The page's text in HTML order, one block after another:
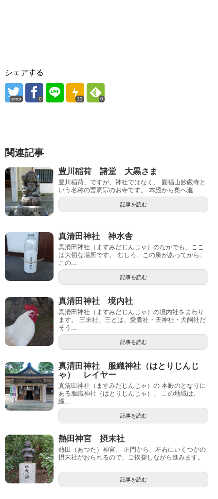
シェアする
error 0 13 0
関連記事
豊川稲荷 諸堂 大黒さま
豊川稲荷、ですが、神社ではなく、 圓福山妙嚴寺と
いう名称の曹洞宗のお寺です。 本殿から奥へ進...
記事を読む
真清田神社 神水舎
真清田神社（ますみだじんじゃ）のなかでも、ここ
は大切な場所です。 むしろ、この泉があってから、
この...
記事を読む
真清田神社 境内社
真清田神社（ますみだじんじゃ）の境内社をまわり
ます。 三末社。三とは、愛鷹社・天神社・犬飼社だ
そう...
記事を読む
真清田神社 服織神社（はとりじんじ
ゃ） レイヤー
真清田神社（ますみだじんじゃ）の 本殿のとなりに
ある服織神社（はとりじんじゃ）。 この地域は、
繊...
記事を読む
熱田神宮 摂末社
熱田（あつた）神宮。 正門から、左右にいくつかの
摂末社がおられるので、ご挨拶しながら進みます。
...
記事を読む